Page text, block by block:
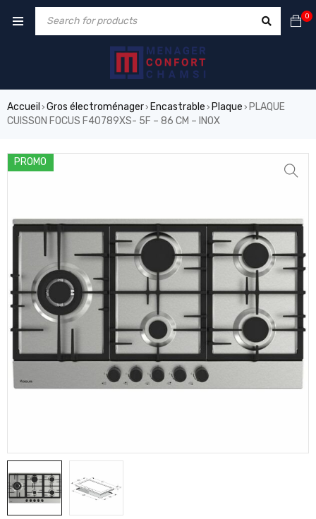
0
Accueil › Gros électroménager› Encastrable › Plaque › PLAQUE
CUISSON FOCUS F40789XS- 5F – 86 CM – INOX
PROMO